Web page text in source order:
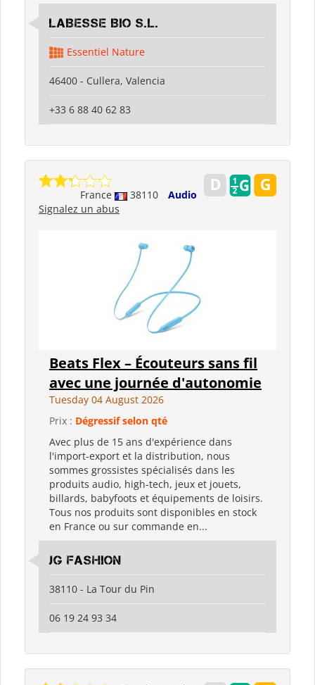
LABESSE BIO S.L.
Essentiel Nature
46400 - Cullera, Valencia
+33 6 88 40 62 83
France 38110
Audio
Signalez un abus
Beats Flex – Écouteurs sans fil
avec une journée d'autonomie
Tuesday 04 August 2026
Prix : Dégressif selon qté
Avec plus de 15 ans d'expérience dans
l'import-export et la distribution, nous
sommes grossistes spécialisés dans les
produits audio, high-tech, jeux et jouets,
billards, babyfoots et équipements de loisirs.
Tous nos produits sont disponibles en stock
en France ou sur commande en...
JG Fashion
38110 - La Tour du Pin
06 19 24 93 34